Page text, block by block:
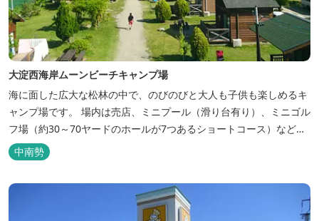
大淀西海岸ムーンビーチキャンプ場
海に面した広大な松林の中で、のびのびと大人も子供も楽しめるキ
ャンプ場です。 場内は売店、ミニプール（滑り台有り）、ミニゴル
フ場（約30～70ヤードのホールが7つあるショートコース）なども
あります。 目の前の海では、海水浴など安心して楽しめます。周辺
観光地には、伊勢志摩国立公園の玄関口にあたります。
中南勢